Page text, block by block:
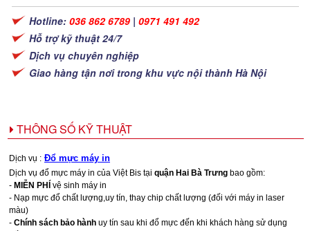
Hotline: 036 862 6789 | 0971 491 492
Hỗ trợ kỹ thuật 24/7
Dịch vụ chuyên nghiệp
Giao hàng tận nơi trong khu vực nội thành Hà Nội
THÔNG SỐ KỸ THUẬT
Dịch vụ : Đổ mực máy in
Dịch vụ đổ mực máy in của Việt Bis tại quận Hai Bà Trưng bao gồm:
- MIỄN PHÍ vệ sinh máy in
- Nạp mực đổ chất lượng,uy tín, thay chip chất lượng (đối với máy in laser
màu)
- Chính sách bảo hành uy tín sau khi đổ mực đến khi khách hàng sử dụng